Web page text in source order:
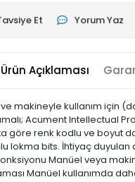
Et Yorum Yaz
Ürün Açıklaması
makineyle kullanım için
Acument Intellectual
göre renk kodlu ve
bits. İhtiyaç
Manüel veya
Manüel kullanımda